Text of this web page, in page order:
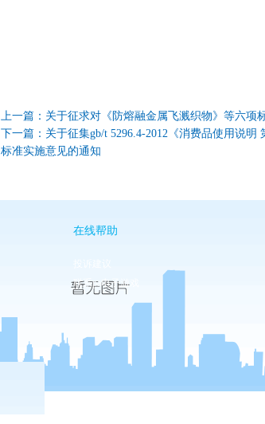
上一篇： 关于征求对《防熔融金属飞溅织物》等六项
下一篇： 关于征集gb/t 5296.4-2012《消费品使用说明
标准实施意见的通知
在线帮助
联系pa电子游戏